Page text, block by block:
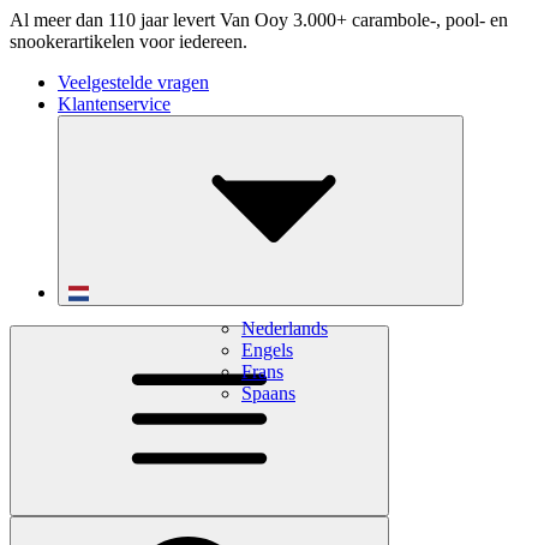
Al meer dan 110 jaar levert Van Ooy 3.000+ carambole-, pool- en
snookerartikelen voor iedereen.
Veelgestelde vragen
Klantenservice
Nederlands
Engels
Frans
Spaans